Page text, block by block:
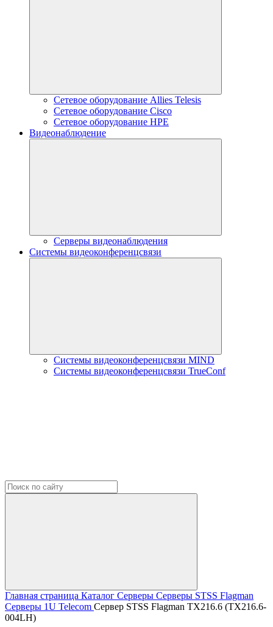
Сетевое оборудование Allies Telesis
Сетевое оборудование Cisco
Сетевое оборудование HPE
Видеонаблюдение
Серверы видеонаблюдения
Системы видеоконференцсвязи
Системы видеоконференцсвязи MIND
Системы видеоконференцсвязи TrueConf
Главная страница Каталог Серверы Серверы STSS Flagman
Серверы 1U Telecom Сервер STSS Flagman TX216.6 (TX216.6-
004LH)